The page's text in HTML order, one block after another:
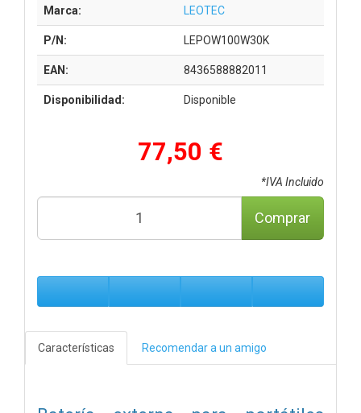
Marca: LEOTEC
P/N: LEPOW100W30K
EAN: 8436588882011
Disponibilidad: Disponible
77,50 €
*IVA Incluido
Comprar
Características Recomendar a un amigo